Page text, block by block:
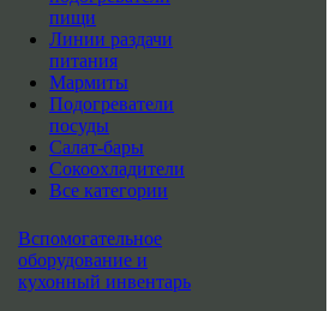
пищи
Линии раздачи
питания
Мармиты
Подогреватели
посуды
Салат-бары
Сокоохладители
Все категории
Вспомогательное
оборудование и
кухонный инвентарь